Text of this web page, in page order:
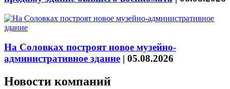
На Соловках построят новое музейно-
административное здание | 05.08.2026
Новости компаний